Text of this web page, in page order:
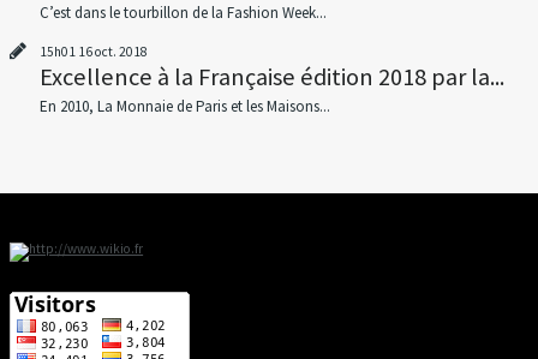
C’est dans le tourbillon de la Fashion Week...
15h01 16oct. 2018
Excellence à la Française édition 2018 par la...
En 2010, La Monnaie de Paris et les Maisons...